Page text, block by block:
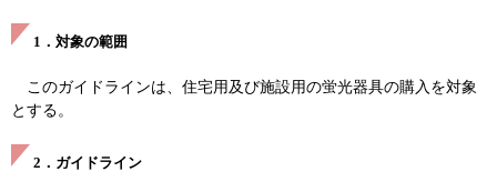
1．対象の範囲
このガイドラインは、住宅用及び施設用の蛍光器具の購入を対象
とする。
2．ガイドライン